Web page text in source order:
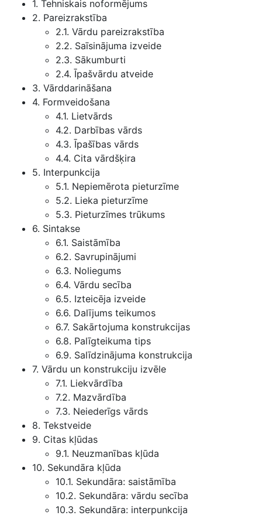
1. Tehniskais noformējums
2. Pareizrakstība
2.1. Vārdu pareizrakstība
2.2. Saīsinājuma izveide
2.3. Sākumburti
2.4. Īpašvārdu atveide
3. Vārddarināšana
4. Formveidošana
4.1. Lietvārds
4.2. Darbības vārds
4.3. Īpašības vārds
4.4. Cita vārdšķira
5. Interpunkcija
5.1. Nepiemērota pieturzīme
5.2. Lieka pieturzīme
5.3. Pieturzīmes trūkums
6. Sintakse
6.1. Saistāmība
6.2. Savrupinājumi
6.3. Noliegums
6.4. Vārdu secība
6.5. Izteicēja izveide
6.6. Dalījums teikumos
6.7. Sakārtojuma konstrukcijas
6.8. Palīgteikuma tips
6.9. Salīdzinājuma konstrukcija
7. Vārdu un konstrukciju izvēle
7.1. Liekvārdība
7.2. Mazvārdība
7.3. Neiederīgs vārds
8. Tekstveide
9. Citas kļūdas
9.1. Neuzmanības kļūda
10. Sekundāra kļūda
10.1. Sekundāra: saistāmība
10.2. Sekundāra: vārdu secība
10.3. Sekundāra: interpunkcija